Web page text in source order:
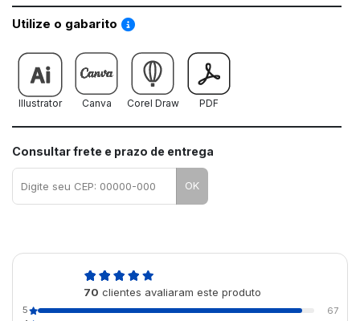
Utilize o gabarito Saiba como utilizar os nossos gabaritos
Illustrator Canva Corel Draw PDF
Consultar frete e prazo de entrega
OK
70 clientes avaliaram este produto
5
67